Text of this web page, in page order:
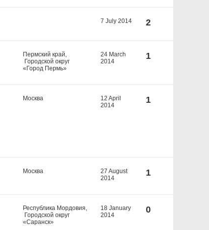
7 July 2014 2
Пермский край,
Городской округ
«Город Пермь»
24 March
2014
1
Москва
12 April
2014
1
Москва
27 August
2014
1
Республика Мордовия,
Городской округ
«Саранск»
18 January
2014
0